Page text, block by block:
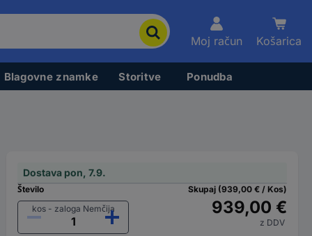
Moj račun Košarica
Blagovne znamke Storitve Ponudba
Dostava pon, 7.9.
Število
kos - zaloga Nemčija
Skupaj (939,00 € / Kos)
939,00 €
z DDV